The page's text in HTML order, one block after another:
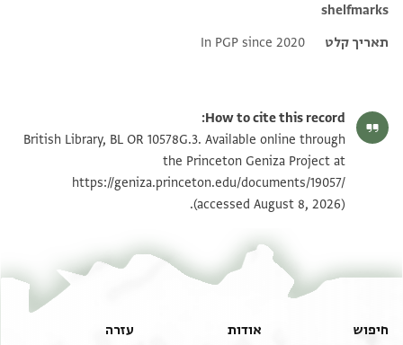
shelfmarks
תאריך קלט In PGP since 2020
How to cite this record:
British Library, BL OR 10578G.3. Available online through
the Princeton Geniza Project at
https://geniza.princeton.edu/documents/19057/
(accessed August 8, 2026).
חיפוש אודות עזרה